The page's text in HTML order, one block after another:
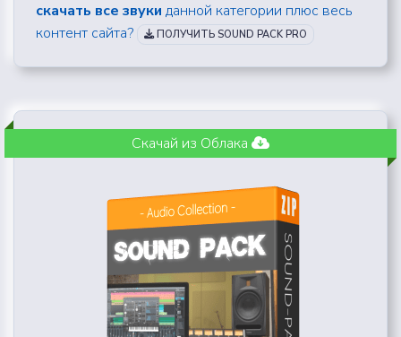
скачать все звуки данной категории плюс весь
контент сайта?
ПОЛУЧИТЬ SOUND PACK PRO
Скачай из Облака